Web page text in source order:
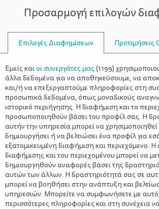
ΚΗΠΟΥΡΙΚΉ
Προσαρμογή επιλογών
Επιλογές Διαφημίσεων Προτιμήσεις
Εμείς καιοι συνεργάτες μας (1199)
άλλα δεδομένα για να αποθηκεύσουμε, να
και/ή να επεξεργαστούμε πληροφορίες στη
προσωπικά δεδομένα, όπως μοναδικούς
ιστορικό περιήγησης. Η διαφήμιση και το
προσωποποιηθούν βάσει του προφίλ σας. Η
αυτήν την υπηρεσία μπορεί να χρησιμοποιηθεί
δημιουργήσει ή να βελτιώσει ένα προφίλ για
εξατομικευμένη διαφήμιση και περιεχόμενο.
διαφήμισης και του περιεχομένου μπορεί να
δημιουργηθούν αναφορές βάσει της
αυτών των άλλων. Η δραστηριότητά σας σε
μπορεί να βοηθήσει στην ανάπτυξη και
υπηρεσιών. Μπορείτε να συμφωνήσετε με
περισσότερες πληροφορίες και στη συνέχεια